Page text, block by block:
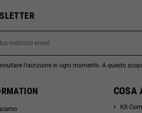
l'iscrizione in ogni momento. A questo
COSA
Kit